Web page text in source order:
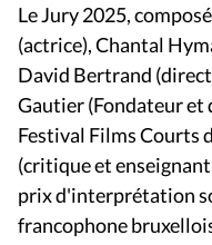
Le Jury 2025,
(actrice), Chantal
David Bertrand
Gautier (Fondateur
Festival Films Courts
(critique et
prix d'interprétation
francophone